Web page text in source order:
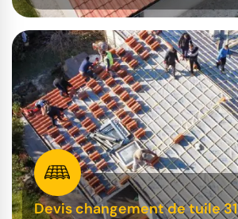
Devis changement de tuile 31